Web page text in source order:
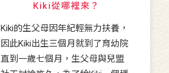
Kiki從哪裡來？
Kiki的生父母因年紀輕無力扶養，
因此Kiki出生三個月就到了育幼院
直到一歲七個月，生父母與兒盟